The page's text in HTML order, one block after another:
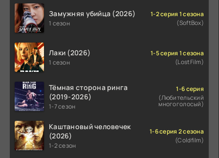
Замужняя убийца (2026)
1 сезон
1-2 серия 1 сезона
(SoftBox)
Лаки (2026)
1 сезон
1-5 серия 1 сезона
(LostFilm)
Тёмная сторона ринга
(2019-2026)
1-7 сезон
1-6 серия
(Любительский
многоголосый)
Каштановый человечек
(2026)
1-2 сезон
1-6 серия 2 сезона
(Coldfilm)